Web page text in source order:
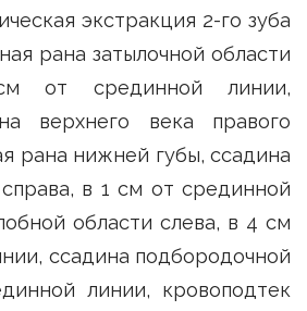
экстракция 2-го зуба
рана затылочной области
от срединной линии,
верхнего века правого
рана нижней губы, ссадина
в 1 см от срединной
области слева, в 4 см
ссадина подбородочной
линии, кровоподтек